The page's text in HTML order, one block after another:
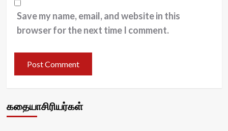
Save my name, email, and website in this
browser for the next time I comment.
கதையாசிரியர்கள்